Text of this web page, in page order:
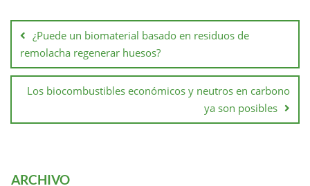
¿Puede un biomaterial basado en residuos de
remolacha regenerar huesos?
Los biocombustibles económicos y neutros en carbono
ya son posibles
ARCHIVO